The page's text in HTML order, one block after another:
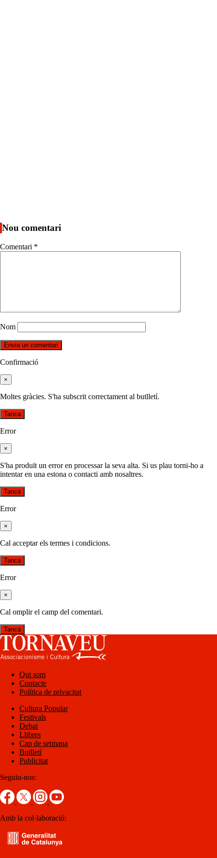
Nou comentari
Comentari *
Nom
Confirmació
×
Moltes gràcies. S'ha subscrit correctament al butlletí.
Tanca
Error
×
S'ha produït un error en processar la seva alta. Si us plau torni-ho a
intentar en una estona o contacti amb nosaltres.
Tanca
Error
×
Cal acceptar els termes i condicions.
Tanca
Error
×
Cal omplir el camp del comentari.
Tanca
Qui som
Contacte
Política de privacitat
Cultura Popular
Festivals
Debat
Llibres
Cap de setmana
Butlletí
Publicitat
Seguiu-nos:
Amb la col·laboració: